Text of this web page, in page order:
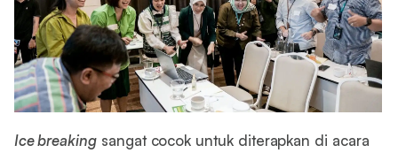
Ice breaking sangat cocok untuk diterapkan di acara